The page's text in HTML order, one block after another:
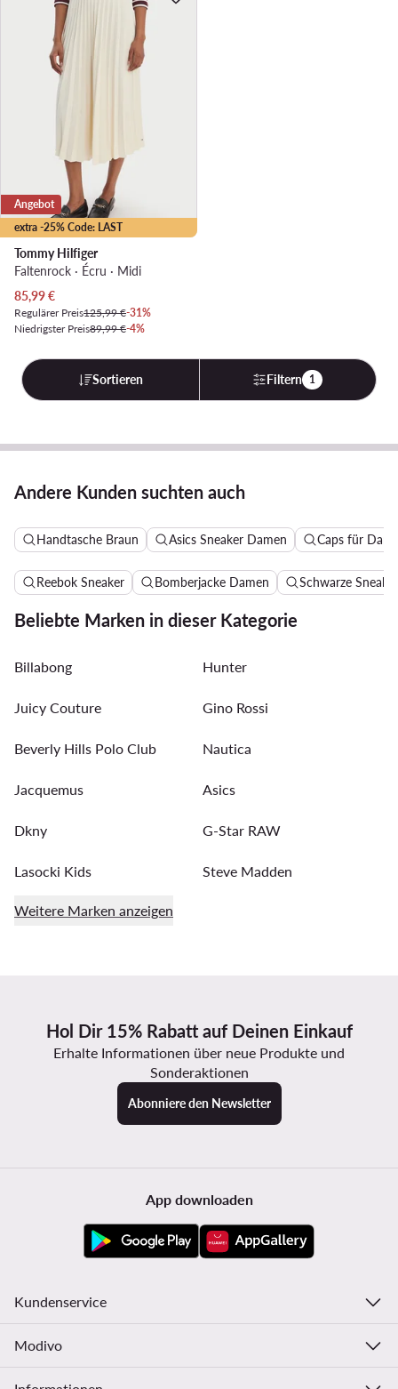
extra -25% Code: LAST
Angebot
Tommy Hilfiger
Faltenrock · Écru · Midi
Aktueller Preis
85,99€
Regulärer Preis125,99 €-31%
Niedrigster Preis89,99 €-4%
Sortieren Filtern 1
Andere Kunden suchten auch
Handtasche Braun Asics Sneaker Damen Caps für
Reebok Sneaker Bomberjacke Damen Schwarze
Beliebte Marken in dieser Kategorie
Billabong Hunter
Juicy Couture Gino Rossi
Beverly Hills Polo Club Nautica
Jacquemus Asics
Dkny G-Star RAW
Lasocki Kids Steve Madden
Weitere Marken anzeigen
Hol Dir 15% Rabatt auf Deinen Einkauf
Erhalte Informationen über neue Produkte und
Sonderaktionen
Abonniere den Newsletter
App downloaden
Kundenservice
Modivo